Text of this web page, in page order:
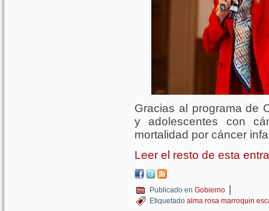
Gracias al programa de
y adolescentes con
mortalidad por cáncer
Leer el resto de esta
Publicado en Gobierno |
Etiquetado alma rosa marroquin